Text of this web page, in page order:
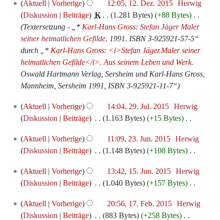
g
u
n
a
s
s
u
n
g
e
n
f
a
s
s
u
n
a
m
m
e
n
f
a
s
u
n
u
s
m
m
e
n
a
s
u
n
g
s
z
u
s
a
m
m
e
n
a
s
u
n
t
u
n
g
s
z
u
s
m
m
e
n
a
s
u
n
b
e
i
t
u
n
g
s
u
s
m
m
e
n
a
s
a
r
e
i
t
u
g
s
u
s
m
m
e
n
e
B
e
a
r
b
e
i
t
u
g
s
u
s
m
e
i
n
e
B
e
a
r
e
i
t
u
g
s
u
s
12.
Dezember
2015
Aktuell Vorherige 12:05, 12. Dez. 2015‎ Herwig
Diskussion
Beiträge K 1.281 Bytes +88 Bytes ‎
Textersetzung - „* Karl-Hans Gross: Stefan Jäger Maler
seiner heimatlichen Gefilde. 1991. ISBN 3-925921-57-5“
durch „* Karl-Hans Gross: <i>Stefan Jäger.Maler seiner
heimatlichen Gefilde</i>. Aus seinem Leben und Werk.
Oswald Hartmann Verlag, Sersheim und Karl-Hans Gross,
Mannheim, Sersheim 1991, ISBN 3-925921-11-7“
29.
Aktuell Vorherige 14:04, 29. Jul. 2015‎ Herwig
Diskussion
Beiträge 1.163 Bytes +15 Bytes ‎
e
i
e
B
e
a
23.
Juni
Aktuell Vorherige 11:09, 23. Jun. 2015‎ Herwig
Diskussion
Beiträge 1.148 Bytes +108 Bytes ‎
e
i
e
15.
Juni
Aktuell Vorherige 13:42, 15. Jun. 2015‎ Herwig
Diskussion
Beiträge 1.040 Bytes +157 Bytes ‎
e
i
17.
Februar
Aktuell Vorherige 20:56, 17. Feb. 2015‎ Herwig
Diskussion
Beiträge 883 Bytes +258 Bytes ‎